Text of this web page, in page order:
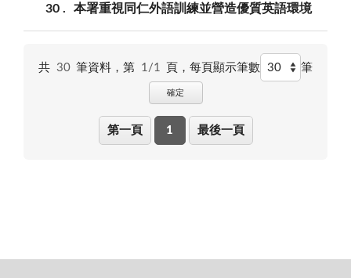
30 本署重視同仁外語訓練並營造優質英語環境
共 30 筆資料，第 1/1 頁，每頁顯示筆數 筆
確定
第一頁 1 最後一頁